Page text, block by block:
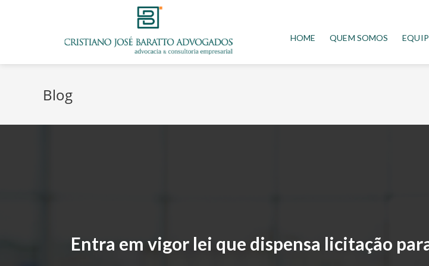
HOME QUEM SOMOS
Blog
Entra em vigor lei que dispensa licitação